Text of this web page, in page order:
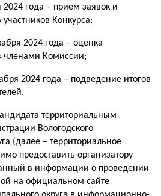
2024 года – прием заявок и
Конкурса;
2024 года – оценка
членами Комиссии;
2024 года – подведение итогов
территориальным
Вологодского
(далее – территориальное
предоставить организатору
в информации о проведении
на официальном сайте